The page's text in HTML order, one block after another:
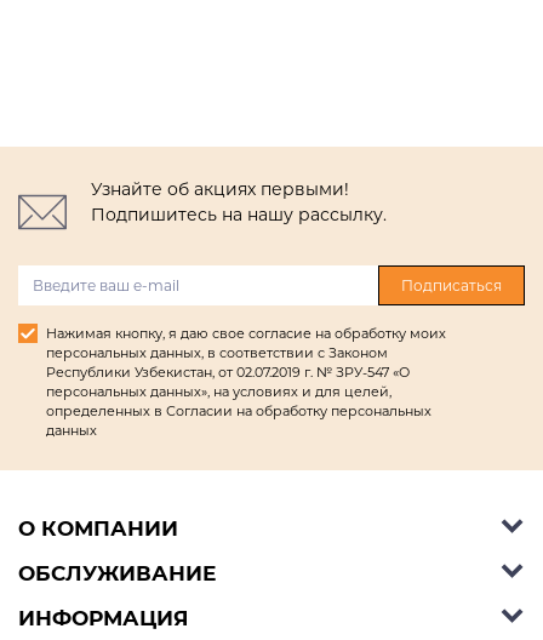
Узнайте об акциях первыми!
Подпишитесь на нашу рассылку.
Подписаться
Нажимая кнопку, я даю свое согласие на обработку моих
персональных данных, в соответствии с Законом
Республики Узбекистан, от 02.07.2019 г. № ЗРУ-547 «О
персональных данных», на условиях и для целей,
определенных в Согласии на обработку персональных
данных
О КОМПАНИИ
Об Ashley Furniture HomeStore
Контакты
ОБСЛУЖИВАНИЕ
Справочный центр
ИНФОРМАЦИЯ